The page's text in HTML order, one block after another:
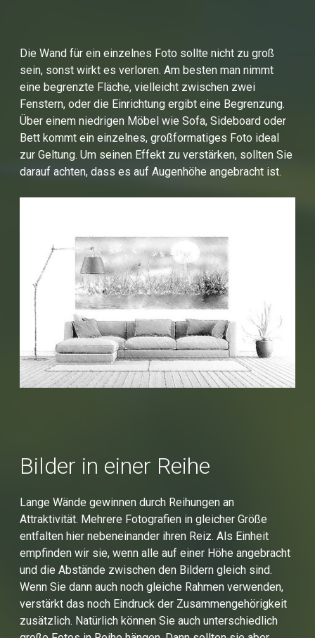
Die Wand für ein einzelnes Foto sollte nicht zu groß
sein, sonst wirkt es verloren. Am besten man nimmt
eine begrenzte Fläche, vielleicht zwischen zwei
Fenstern, oder die Einrichtung ergibt eine Begrenzung.
Über einem niedrigen Möbel wie Sofa, Sideboard oder
Bett kommt ein einzelnes, großformatiges Foto ideal
zur Geltung. Um seinen Effekt zu verstärken, sollten Sie
darauf achten, dass es auf Augenhöhe angebracht ist.
Bilder in einer Reihe
Lange Wände gewinnen durch Reihungen an
Attraktivität. Mehrere Fotografien in gleicher Größe
entfalten hier nebeneinander ihren Reiz. Als Einheit
empfinden wir sie, wenn alle auf einer Höhe angebracht
und die Abstände zwischen den Bildern gleich sind.
Wenn Sie dann auch noch gleiche Rahmen verwenden,
verstärkt das noch Eindruck der Zusammengehörigkeit
zusätzlich. Natürlich können Sie auch unterschiedlich